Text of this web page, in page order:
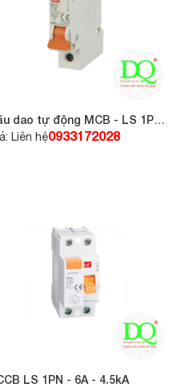
dao tự động MCB - LS 1P
6KA
Liên hệ0933172028
LS 1PN - 6A - 4.5kA